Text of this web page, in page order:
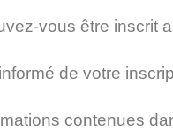
vous être inscrit
de votre
contenues